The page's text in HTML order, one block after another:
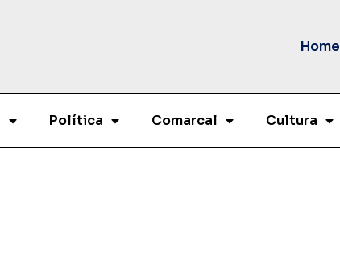
Home
Política Comarcal Cultura